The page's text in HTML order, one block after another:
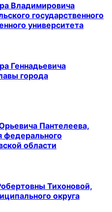
Владимировича
государственного
университета
Геннадьевича
города
Пантелеева,
федерального
области
Тихоновой,
округа